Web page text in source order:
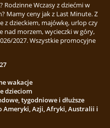
Rodzinne Wczasy z dziećmi w
Mamy ceny jak z Last Minute. Z
z dzieckiem, majówkę, urlop czy
nad morzem, wycieczki w góry,
2027. Wszystkie promocyjne
wakacje
dzieciom
tygodniowe i dłuższe
Ameryki, Azji, Afryki, Australii i